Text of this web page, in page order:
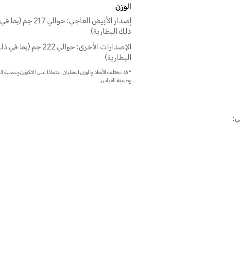
الوزن
إصدار الأبيض العاجي: حوالي 217 جم (بما في
ذلك البطارية)
الإصدارات الأخرى: حوالي 222 جم
البطارية)
*قد تختلف الأبعاد والوزن الفعليان اعتمادًا على التكوين وعملية
وطريقة القياس.